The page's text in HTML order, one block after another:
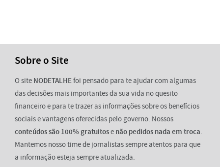
Sobre o Site
O site NODETALHEfoi pensado para te ajudar com algumas
das decisões mais importantes da sua vida no quesito
financeiro e para te trazer as informações sobre os benefícios
sociais e vantagens oferecidas pelo governo. Nossos
conteúdos são 100% gratuitose não pedidos nada em troca.
Mantemos nosso time de jornalistas sempre atentos para que
a informação esteja sempre atualizada.